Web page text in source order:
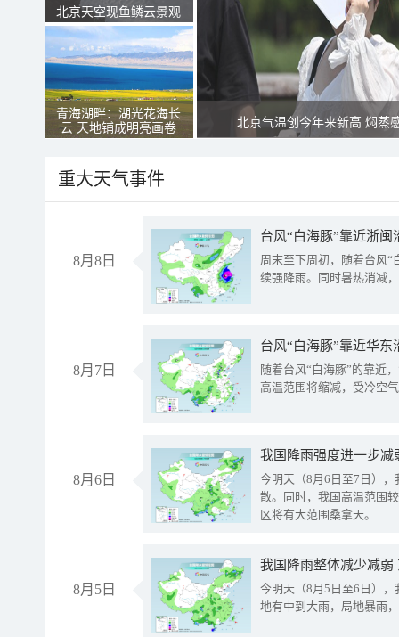
北京天空现鱼鳞云景观
青海湖畔：湖光花海长
云 天地铺成明亮画卷
北京气温创今年来新高 焖蒸
重大天气事件
8月8日
台风“白海豚”靠近浙
周末至下周初，随着台风“
续强降雨。同时暑热消减
8月7日
台风“白海豚”靠近华
随着台风“白海豚”的靠近
高温范围将缩减，受冷空
8月6日
今明天（8月6日至7日）
散。同时，我国高温范围
区将有大范围桑拿天。
8月5日
我国降雨整体减少减弱
今明天（8月5日至6日）
地有中到大雨，局地暴雨